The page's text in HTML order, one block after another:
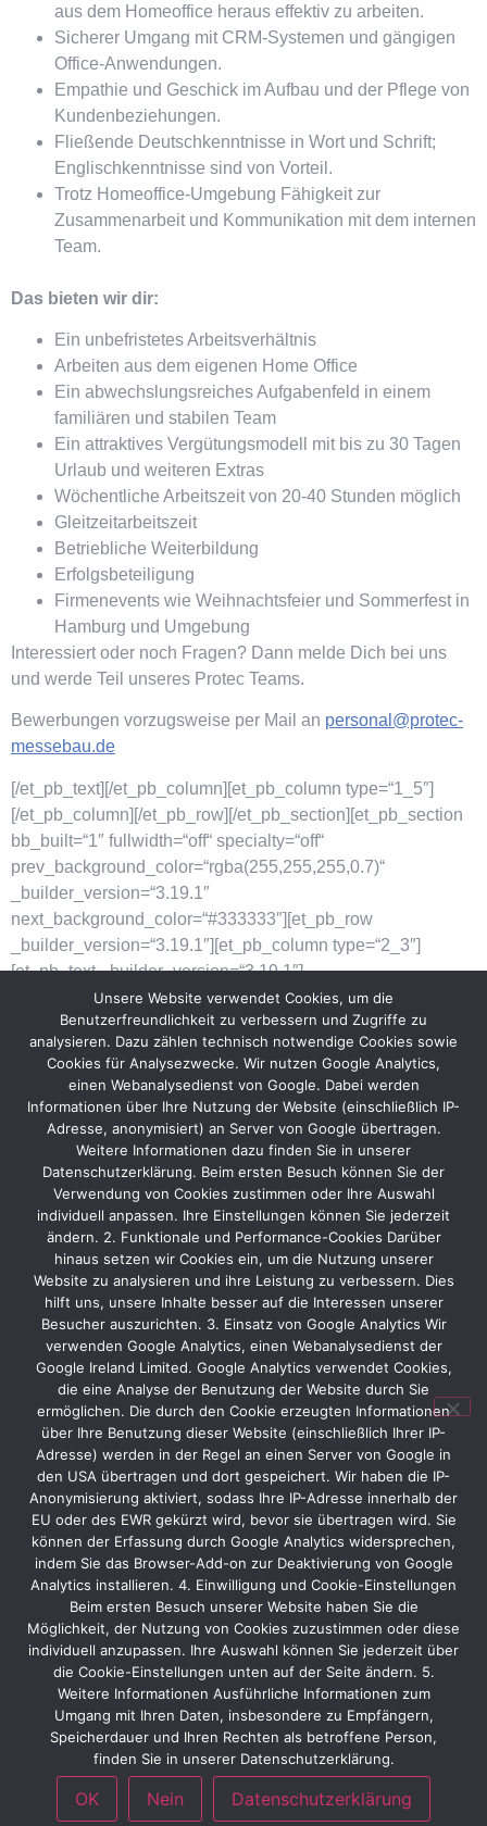
aus dem Homeoffice heraus effektiv zu arbeiten.
Sicherer Umgang mit CRM-Systemen und gängigen
Office-Anwendungen.
Empathie und Geschick im Aufbau und der Pflege von
Kundenbeziehungen.
Fließende Deutschkenntnisse in Wort und Schrift;
Englischkenntnisse sind von Vorteil.
Trotz Homeoffice-Umgebung Fähigkeit zur
Zusammenarbeit und Kommunikation mit dem internen
Team.
Das bieten wir dir:
Ein unbefristetes Arbeitsverhältnis
Arbeiten aus dem eigenen Home Office
Ein abwechslungsreiches Aufgabenfeld in einem
familiären und stabilen Team
Ein attraktives Vergütungsmodell mit bis zu 30 Tagen
Urlaub und weiteren Extras
Wöchentliche Arbeitszeit von 20-40 Stunden möglich
Gleitzeitarbeitszeit
Betriebliche Weiterbildung
Erfolgsbeteiligung
Firmenevents wie Weihnachtsfeier und Sommerfest in
Hamburg und Umgebung
Interessiert oder noch Fragen? Dann melde Dich bei uns
und werde Teil unseres Protec Teams.
Bewerbungen vorzugsweise per Mail an personal@protec-
messebau.de
[/et_pb_text][/et_pb_column][et_pb_column type=“1_5″]
[/et_pb_column][/et_pb_row][/et_pb_section][et_pb_section
bb_built=“1″ fullwidth=“off“ specialty=“off“
prev_background_color=“rgba(255,255,255,0.7)“
_builder_version=“3.19.1″
next_background_color=“#333333″][et_pb_row
_builder_version=“3.19.1″][et_pb_column type=“2_3″]
[et_pb_text _builder_version=“3.19.1″]
Noch nicht die richtige Stelle ?
Schaue
Dir unsere anderen offenen
Positionen an.
[/et_pb_text][/et_pb_column][et_pb_column type=“1_3″]
[et_pb_button _builder_version=“3.19.1″ button_text=“zu
allen offenen Stellen“ button_url=“https://protec-
messebau.de/join-the-team/“ /][/et_pb_column][/et_pb_row]
[/et_pb_section][et_pb_section bb_built=“1″
_builder_version=“3.19.1″ background_color=“#333333″
custom_padding=“0|0px|0|0px|false|false“
prev_background_color=“#ffffff“][et_pb_row
custom_padding=“16px|0px|14px|0px|false|false“
_builder_version=“3.19.1″][et_pb_column type=“3_5″]
[et_pb_text _builder_version=“3.19.1″
text_text_shadow_style=“preset1″
background_layout=“dark“]
Startseite|Kontakt|AGB|Datenschutz |Impressum
[/et_pb_text][/et_pb_column][et_pb_column type=“2_5″]
[et_pb_text _builder_version=“3.19.1″]
Nach oben
[/et_pb_text][/et_pb_column][/et_pb_row][/et_pb_section]
Unsere Website verwendet Cookies, um die
Benutzerfreundlichkeit zu verbessern und Zugriffe zu
analysieren. Dazu zählen technisch notwendige Cookies sowie
Cookies für Analysezwecke. Wir nutzen Google Analytics,
einen Webanalysedienst von Google. Dabei werden
Informationen über Ihre Nutzung der Website (einschließlich IP-
Adresse, anonymisiert) an Server von Google übertragen.
Weitere Informationen dazu finden Sie in unserer
Datenschutzerklärung. Beim ersten Besuch können Sie der
Verwendung von Cookies zustimmen oder Ihre Auswahl
individuell anpassen. Ihre Einstellungen können Sie jederzeit
ändern. 2. Funktionale und Performance-Cookies Darüber
hinaus setzen wir Cookies ein, um die Nutzung unserer
Website zu analysieren und ihre Leistung zu verbessern. Dies
hilft uns, unsere Inhalte besser auf die Interessen unserer
Besucher auszurichten. 3. Einsatz von Google Analytics Wir
verwenden Google Analytics, einen Webanalysedienst der
Google Ireland Limited. Google Analytics verwendet Cookies,
die eine Analyse der Benutzung der Website durch Sie
ermöglichen. Die durch den Cookie erzeugten Informationen
über Ihre Benutzung dieser Website (einschließlich Ihrer IP-
Adresse) werden in der Regel an einen Server von Google in
den USA übertragen und dort gespeichert. Wir haben die IP-
Anonymisierung aktiviert, sodass Ihre IP-Adresse innerhalb der
EU oder des EWR gekürzt wird, bevor sie übertragen wird. Sie
können der Erfassung durch Google Analytics widersprechen,
indem Sie das Browser-Add-on zur Deaktivierung von Google
Analytics installieren. 4. Einwilligung und Cookie-Einstellungen
Beim ersten Besuch unserer Website haben Sie die
Möglichkeit, der Nutzung von Cookies zuzustimmen oder diese
individuell anzupassen. Ihre Auswahl können Sie jederzeit über
die Cookie-Einstellungen unten auf der Seite ändern. 5.
Weitere Informationen Ausführliche Informationen zum
Umgang mit Ihren Daten, insbesondere zu Empfängern,
Speicherdauer und Ihren Rechten als betroffene Person,
finden Sie in unserer Datenschutzerklärung.
OK Nein Datenschutzerklärung